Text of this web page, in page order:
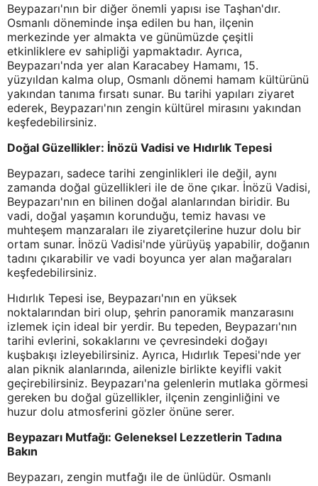
Beypazarı'nın bir diğer önemli yapısı ise Taşhan'dır.
Osmanlı döneminde inşa edilen bu han, ilçenin
merkezinde yer almakta ve günümüzde çeşitli
etkinliklere ev sahipliği yapmaktadır. Ayrıca,
Beypazarı'nda yer alan Karacabey Hamamı, 15.
yüzyıldan kalma olup, Osmanlı dönemi hamam kültürünü
yakından tanıma fırsatı sunar. Bu tarihi yapıları ziyaret
ederek, Beypazarı'nın zengin kültürel mirasını yakından
keşfedebilirsiniz.
Doğal Güzellikler: İnözü Vadisi ve Hıdırlık Tepesi
Beypazarı, sadece tarihi zenginlikleri ile değil, aynı
zamanda doğal güzellikleri ile de öne çıkar. İnözü Vadisi,
Beypazarı'nın en bilinen doğal alanlarından biridir. Bu
vadi, doğal yaşamın korunduğu, temiz havası ve
muhteşem manzaraları ile ziyaretçilerine huzur dolu bir
ortam sunar. İnözü Vadisi'nde yürüyüş yapabilir, doğanın
tadını çıkarabilir ve vadi boyunca yer alan mağaraları
keşfedebilirsiniz.
Hıdırlık Tepesi ise, Beypazarı'nın en yüksek
noktalarından biri olup, şehrin panoramik manzarasını
izlemek için ideal bir yerdir. Bu tepeden, Beypazarı'nın
tarihi evlerini, sokaklarını ve çevresindeki doğayı
kuşbakışı izleyebilirsiniz. Ayrıca, Hıdırlık Tepesi'nde yer
alan piknik alanlarında, ailenizle birlikte keyifli vakit
geçirebilirsiniz. Beypazarı'na gelenlerin mutlaka görmesi
gereken bu doğal güzellikler, ilçenin zenginliğini ve
huzur dolu atmosferini gözler önüne serer.
Beypazarı Mutfağı: Geleneksel Lezzetlerin Tadına
Bakın
Beypazarı, zengin mutfağı ile de ünlüdür. Osmanlı